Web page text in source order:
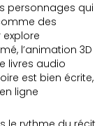
personnages qui
des
l’animation 3D
livres audio
est bien écrite,
ligne